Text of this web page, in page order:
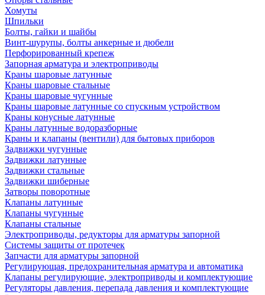
Хомуты
Шпильки
Болты, гайки и шайбы
Винт-шурупы, болты анкерные и дюбели
Перфорированный крепеж
Запорная арматура и электроприводы
Краны шаровые латунные
Краны шаровые стальные
Краны шаровые чугунные
Краны шаровые латунные со спускным устройством
Краны конусные латунные
Краны латунные водоразборные
Краны и клапаны (вентили) для бытовых приборов
Задвижки чугунные
Задвижки латунные
Задвижки стальные
Задвижки шиберные
Затворы поворотные
Клапаны латунные
Клапаны чугунные
Клапаны стальные
Электроприводы, редукторы для арматуры запорной
Системы защиты от протечек
Запчасти для арматуры запорной
Регулирующая, предохранительная арматура и автоматика
Клапаны регулирующие, электроприводы и комплектующие
Регуляторы давления, перепада давления и комплектующие